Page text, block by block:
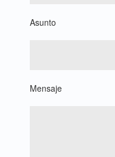
Asunto
Mensaje